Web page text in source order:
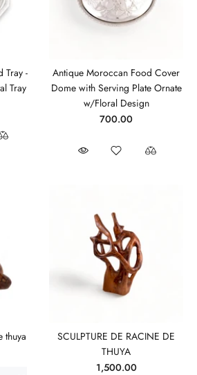
Tray -
Tray
Antique Moroccan Food Cover
Dome with Serving Plate Ornate
w/Floral Design
700.00
thuya
SCULPTURE DE RACINE DE
THUYA
1,500.00